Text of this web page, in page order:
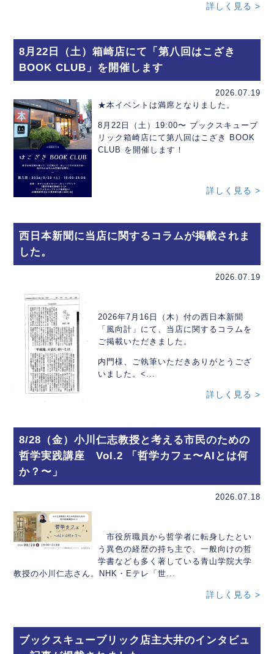
詳しく見る >
8月22日（土）箱崎店にて「第八回はこざき
BOOK CLUB」を開催します
2026.07.19
★本イベントは満席となりました。
8月22日（土）19:00〜 ブックスキューブ
リック箱崎店にて第八回はこざき BOOK
CLUB を開催します！
詳しく見る >
西日本新聞に当店に関するコラムが掲載されま
した。
2026.07.19
2026年7月16日（木）付の西日本新聞
「風向計」にて、当店に関するコラムを
ご掲載いただきました。
内門様、ご執筆いただきありがとうござ
いました。<...
詳しく見る >
8/28（金）小川仁志教授と考える市民のための
哲学実践講座 Vol.2 「哲学カフェ〜AIとは何
か？〜」
2026.07.18
市役所職員から哲学者に転身したとい
う異色の経歴の持ち主で、一般向けの哲
学書なども多く著している青山学院大学
教授の小川仁志さん。NHK・Eテレ「世...
詳しく見る >
ブックスキューブリック店主大井のインタビュ